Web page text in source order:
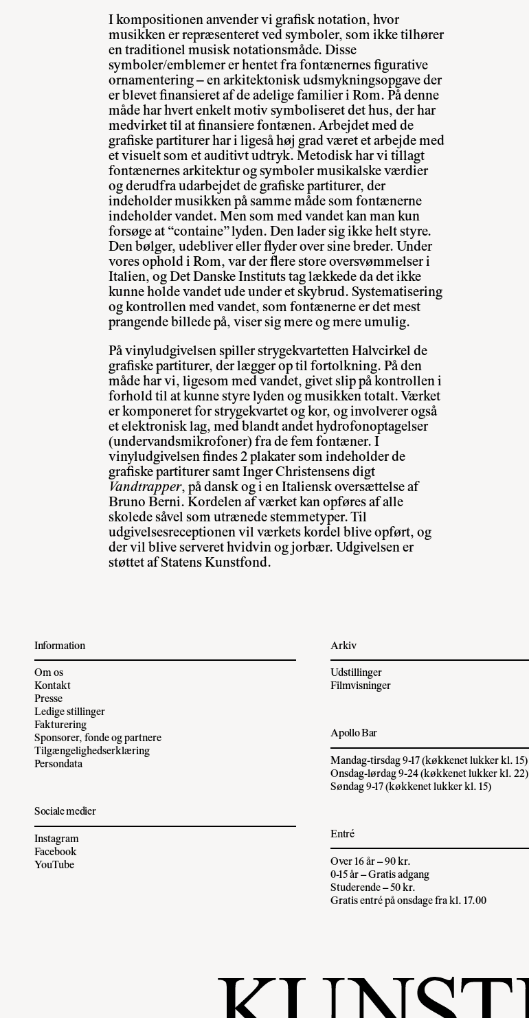
I kompositionen anvender vi grafisk notation, hvor
musikken er repræsenteret ved symboler, som ikke tilhører
en traditionel musisk notationsmåde. Disse
symboler/emblemer er hentet fra fontænernes figurative
ornamentering – en arkitektonisk udsmykningsopgave der
er blevet finansieret af de adelige familier i Rom. På denne
måde har hvert enkelt motiv symboliseret det hus, der har
medvirket til at finansiere fontænen. Arbejdet med de
grafiske partiturer har i ligeså høj grad været et arbejde med
et visuelt som et auditivt udtryk. Metodisk har vi tillagt
fontænernes arkitektur og symboler musikalske værdier
og derudfra udarbejdet de grafiske partiturer, der
indeholder musikken på samme måde som fontænerne
indeholder vandet. Men som med vandet kan man kun
forsøge at “containe” lyden. Den lader sig ikke helt styre.
Den bølger, udebliver eller flyder over sine breder. Under
vores ophold i Rom, var der flere store oversvømmelser i
Italien, og Det Danske Instituts tag lækkede da det ikke
kunne holde vandet ude under et skybrud. Systematisering
og kontrollen med vandet, som fontænerne er det mest
prangende billede på, viser sig mere og mere umulig.
På vinyludgivelsen spiller strygekvartetten Halvcirkel de
grafiske partiturer, der lægger op til fortolkning. På den
måde har vi, ligesom med vandet, givet slip på kontrollen i
forhold til at kunne styre lyden og musikken totalt. Værket
er komponeret for strygekvartet og kor, og involverer også
et elektronisk lag, med blandt andet hydrofonoptagelser
(undervandsmikrofoner) fra de fem fontæner. I
vinyludgivelsen findes 2 plakater som indeholder de
grafiske partiturer samt Inger Christensens digt
Vandtrapper, på dansk og i en Italiensk oversættelse af
Bruno Berni. Kordelen af værket kan opføres af alle
skolede såvel som utrænede stemmetyper. Til
udgivelsesreceptionen vil værkets kordel blive opført, og
der vil blive serveret hvidvin og jorbær. Udgivelsen er
støttet af Statens Kunstfond.
Information
Om os
Kontakt
Presse
Ledige stillinger
Fakturering
Sponsorer, fonde og partnere
Tilgængelighedserklæring
Persondata
Sociale medier
Instagram
Facebook
YouTube
Arkiv
Udstillinger
Filmvisninger
Apollo Bar
Mandag-tirsdag 9-17 (køkkenet lukker kl. 15)
Onsdag-lørdag 9-24 (køkkenet lukker kl. 22)
Søndag 9-17 (køkkenet lukker kl. 15)
Entré
Over 16 år – 90 kr.
0-15 år – Gratis adgang
Studerende – 50 kr.
Gratis entré på onsdage fra kl. 17.00